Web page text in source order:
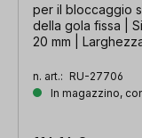
per il bloccaggio
della gola fissa |
20 mm |
n. art.: RU-27706
In magazzino,